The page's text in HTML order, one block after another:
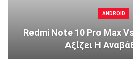
ANDROID
Redmi Note 10 Pro Max
Αξίζει Η